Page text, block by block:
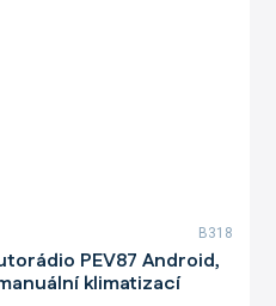
PEV87 Android,
klimatizací
B318